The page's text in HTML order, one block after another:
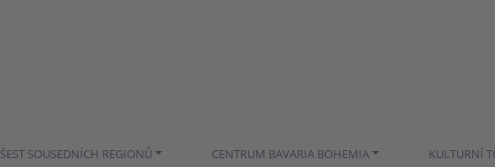
ŠEST SOUSEDNÍCH REGIONŮ CENTRUM BAVARIA BOHEMIA KULTURNÍ